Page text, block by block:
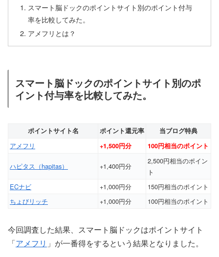
スマート脳ドックのポイントサイト別のポイント付与
率を比較してみた。
アメフリとは？
スマート脳ドックのポイントサイト別のポ
イント付与率を比較してみた。
ポイントサイト名 ポイント還元率 当ブログ特典
アメフリ +1,500円分 100円相当のポイント
ハピタス（hapitas） +1,400円分
2,500円相当のポイン
ト
ECナビ
+1,000円分
150円相当のポイント
ちょびリッチ
+1,000円分 100円相当のポイント
今回調査した結果、スマート脳ドックはポイントサイト
「アメフリ 」が一番得をするという結果となりました。